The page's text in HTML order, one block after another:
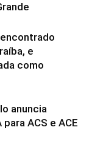
e
como
anuncia
ACS e ACE